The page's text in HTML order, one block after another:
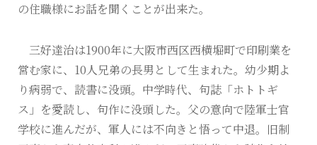
の住職様にお話を聞くことが出来た。
三好達治は1900年に大阪市西区西横堀町で印刷業を
営む家に、10人兄弟の長男として生まれた。幼少期よ
り病弱で、読書に没頭。中学時代、句誌「ホトトギ
ス」を愛読し、句作に没頭した。父の意向で陸軍士官
学校に進んだが、軍人には不向きと悟って中退。旧制